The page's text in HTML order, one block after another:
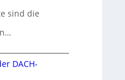
sind die
DACH-